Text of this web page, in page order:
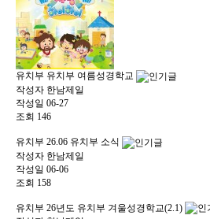
유치부 유치부 여름성경학교
작성자 한남제일
작성일 06-27
조회 146
유치부 26.06 유치부 소식
작성자 한남제일
작성일 06-06
조회 158
유치부 26년도 유치부 겨울성경학교(2.1)